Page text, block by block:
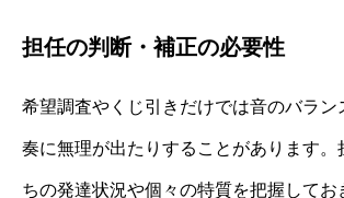
担任の判断・補正の必要性
希望調査やくじ引きだけでは音のバラン
奏に無理が出たりすることがあります。
ちの発達状況や個々の特質を把握してお